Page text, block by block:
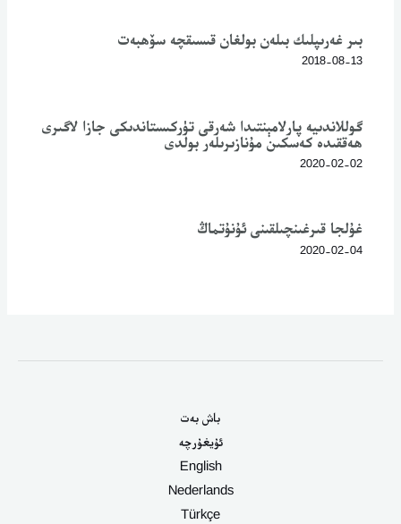
بىر غەرىپلىك بىلەن بولغان قىسىقچە سۆھبەت
2018-08-13
گوللاندىيە پارلامېنتىدا شەرقى تۈركىستاندىكى جازا لاگىرى
ھەققىدە كەسكىن مۇنازىرىلەر بولدى
2020-02-02
غۇلجا قىرغىنچىلقىنى ئۇنۇتماڭ
2020-02-04
باش بەت
ئۇيغۇرچە
English
Nederlands
Türkçe